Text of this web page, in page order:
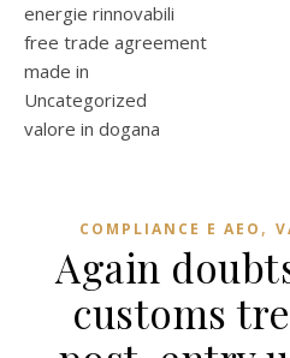
energie rinnovabili
free trade agreement
made in
Uncategorized
valore in dogana
COMPLIANCE E AEO ,
Again
customs